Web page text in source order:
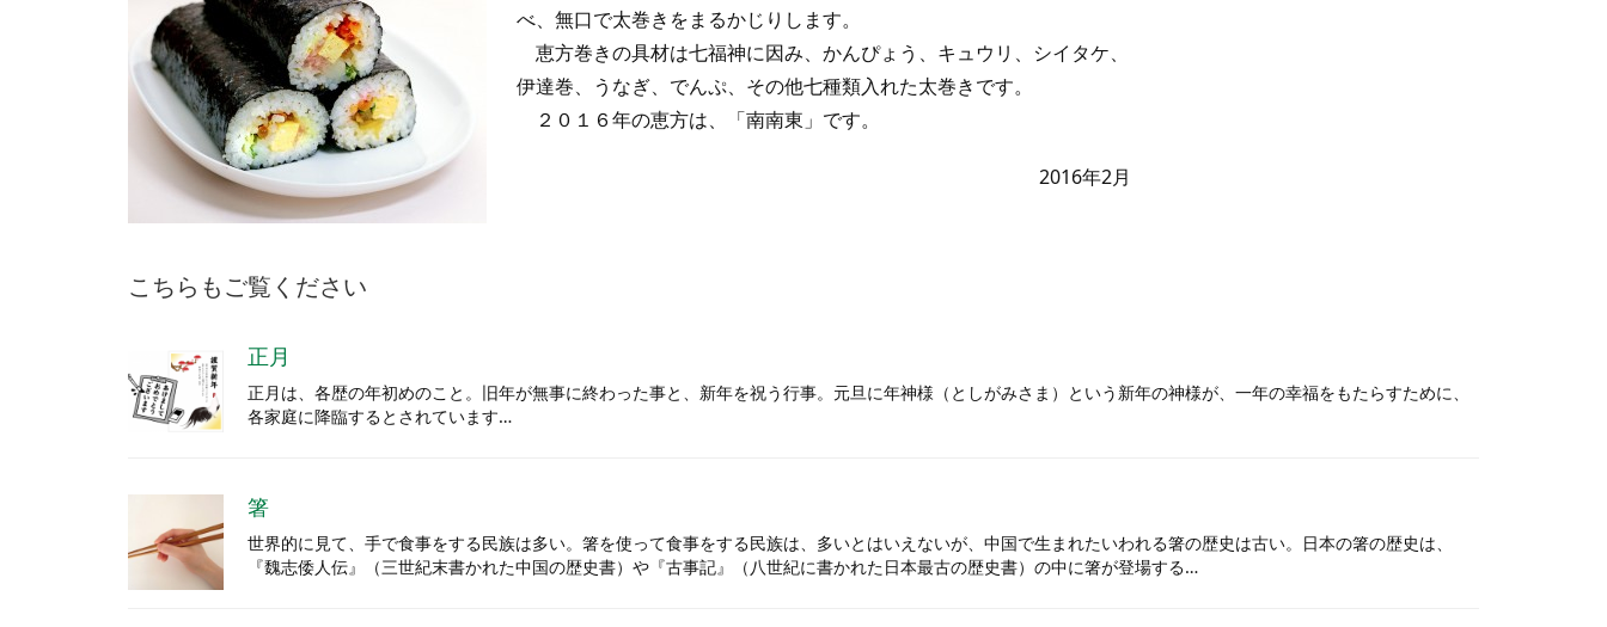
べ、無口で太巻きをまるかじりします。
恵方巻きの具材は七福神に因み、かんぴょう、キュウリ、シイタケ、
伊達巻、うなぎ、でんぷ、その他七種類入れた太巻きです。
２０１６年の恵方は、「南南東」です。
2016年2月
こちらもご覧ください
正月
正月は、各歴の年初めのこと。旧年が無事に終わった事と、新年を祝う行事。元旦に年神様（としがみさま）という新年の神様が、一年の幸福をもたらすために、
各家庭に降臨するとされています…
箸
世界的に見て、手で食事をする民族は多い。箸を使って食事をする民族は、多いとはいえないが、中国で生まれたいわれる箸の歴史は古い。日本の箸の歴史は、
『魏志倭人伝』（三世紀末書かれた中国の歴史書）や『古事記』（八世紀に書かれた日本最古の歴史書）の中に箸が登場する…